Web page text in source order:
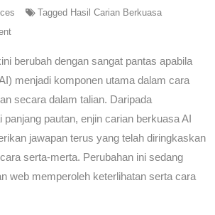
Tagged Hasil Carian Berkuasa
berubah dengan sangat pantas apabila
menjadi komponen utama dalam cara
secara dalam talian. Daripada
pautan, enjin carian berkuasa AI
jawapan terus yang telah diringkaskan
serta-merta. Perubahan ini sedang
web memperoleh keterlihatan serta cara